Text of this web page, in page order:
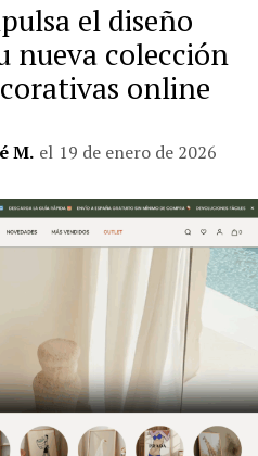
el diseño
nueva colección
online
M. el 19 de enero de 2026